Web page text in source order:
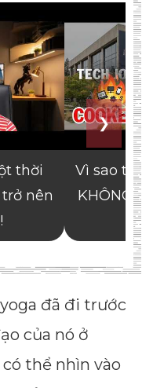
đã đi trước
của nó ở
thể nhìn vào